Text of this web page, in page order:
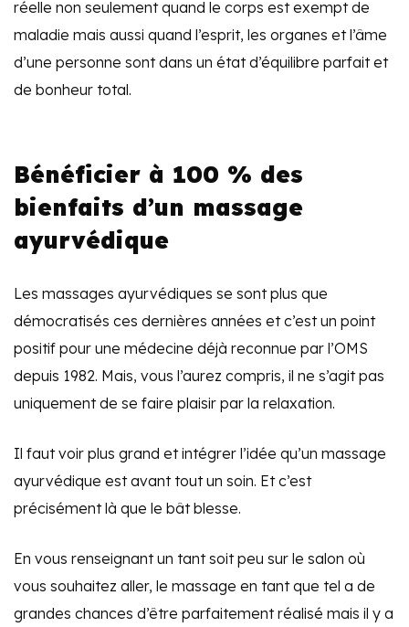
réelle non seulement quand le corps est exempt de
maladie mais aussi quand l’esprit, les organes et l’âme
d’une personne sont dans un état d’équilibre parfait et
de bonheur total.
Bénéficier à 100 % des
bienfaits d’un massage
ayurvédique
Les massages ayurvédiques se sont plus que
démocratisés ces dernières années et c’est un point
positif pour une médecine déjà reconnue par l’OMS
depuis 1982. Mais, vous l’aurez compris, il ne s’agit pas
uniquement de se faire plaisir par la relaxation.
Il faut voir plus grand et intégrer l’idée qu’un massage
ayurvédique est avant tout un soin. Et c’est
précisément là que le bât blesse.
En vous renseignant un tant soit peu sur le salon où
vous souhaitez aller, le massage en tant que tel a de
grandes chances d’être parfaitement réalisé mais il y a